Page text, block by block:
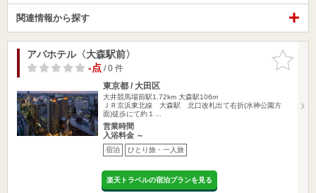
関連情報から探す
お気に入
りに追加
アパホテル〈大森駅前〉
-点/ 0 件
東京都 / 大田区
大井競馬場前駅1.72km 大森駅106m
ＪＲ京浜東北線 大森駅 北口改札出て右折(水神公園方
面)徒歩にて約１…
営業時間
入浴料金 ～
宿泊 ひとり旅・一人旅
楽天トラベルの宿泊プランを見る